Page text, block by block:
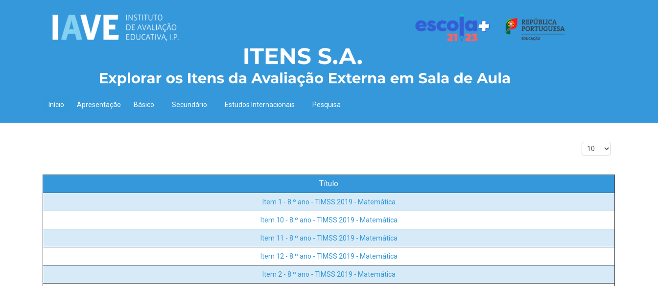
Início Apresentação Básico Secundário Estudos Internacionais Pesquisa
Título
Item 1 - 8.º ano - TIMSS 2019 - Matemática
Item 10 - 8.º ano - TIMSS 2019 - Matemática
Item 11 - 8.º ano - TIMSS 2019 - Matemática
Item 12 - 8.º ano - TIMSS 2019 - Matemática
Item 2 - 8.º ano - TIMSS 2019 - Matemática